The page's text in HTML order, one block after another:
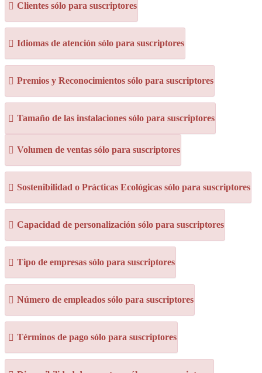
Clientes sólo para suscriptores
Idiomas de atención sólo para suscriptores
Premios y Reconocimientos sólo para suscriptores
Tamaño de las instalaciones sólo para suscriptores
Volumen de ventas sólo para suscriptores
Sostenibilidad o Prácticas Ecológicas sólo para suscriptores
Capacidad de personalización sólo para suscriptores
Tipo de empresas sólo para suscriptores
Número de empleados sólo para suscriptores
Términos de pago sólo para suscriptores